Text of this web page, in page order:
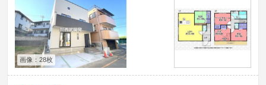
画像：28枚